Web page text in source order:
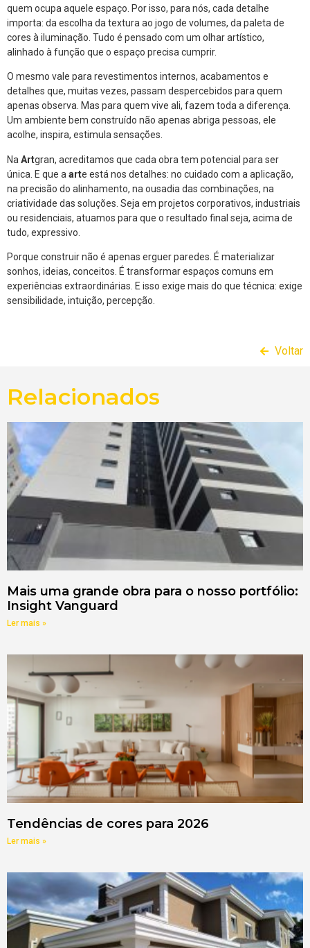
quem ocupa aquele espaço. Por isso, para nós, cada detalhe
importa: da escolha da textura ao jogo de volumes, da paleta de
cores à iluminação. Tudo é pensado com um olhar artístico,
alinhado à função que o espaço precisa cumprir.
O mesmo vale para revestimentos internos, acabamentos e
detalhes que, muitas vezes, passam despercebidos para quem
apenas observa. Mas para quem vive ali, fazem toda a diferença.
Um ambiente bem construído não apenas abriga pessoas, ele
acolhe, inspira, estimula sensações.
Na Artgran, acreditamos que cada obra tem potencial para ser
única. E que a arte está nos detalhes: no cuidado com a aplicação,
na precisão do alinhamento, na ousadia das combinações, na
criatividade das soluções. Seja em projetos corporativos, industriais
ou residenciais, atuamos para que o resultado final seja, acima de
tudo, expressivo.
Porque construir não é apenas erguer paredes. É materializar
sonhos, ideias, conceitos. É transformar espaços comuns em
experiências extraordinárias. E isso exige mais do que técnica: exige
sensibilidade, intuição, percepção.
Voltar
Relacionados
Mais uma grande obra para o nosso portfólio:
Insight Vanguard
Ler mais »
Tendências de cores para 2026
Ler mais »